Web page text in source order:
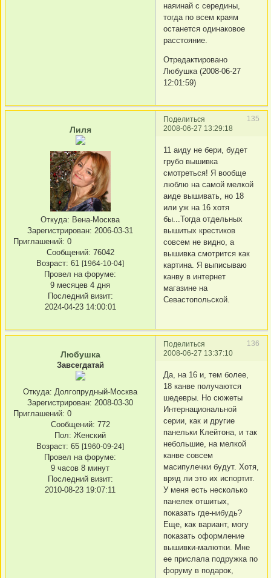
наяинай с середины,
тогда по всем краям
останется одинаковое
расстояние.
Отредактировано
Любушка (2008-06-27
12:01:59)
Поделиться
135
2008-06-27 13:29:18
Лиля
Откуда: Вена-Москва
Зарегистрирован: 2006-03-31
Приглашений: 0
Сообщений: 76042
Возраст: 61 [1964-10-04]
Провел на форуме:
9 месяцев 4 дня
Последний визит:
2024-04-23 14:00:01
11 аиду не бери, будет
грубо вышивка
смотреться! Я вообще
люблю на самой мелкой
аиде вышивать, но 18
или уж на 16 хотя
бы...Тогда отдельных
вышитых крестиков
совсем не видно, а
вышивка смотрится как
картина. Я выписываю
канву в интернет
магазине на
Севастопольской.
Поделиться
136
2008-06-27 13:37:10
Любушка
Завсегдатай
Откуда: Долгопрудный-Москва
Зарегистрирован: 2008-03-30
Приглашений: 0
Сообщений: 772
Пол: Женский
Возраст: 65 [1960-09-24]
Провел на форуме:
9 часов 8 минут
Последний визит:
2010-08-23 19:07:11
Да, на 16 и, тем более,
18 канве получаются
шедевры. Но сюжеты
Интернациональной
серии, как и другие
панельки Клейтона, и так
небольшие, на мелкой
канве совсем
масипулечки будут. Хотя,
вряд ли это их испортит.
У меня есть несколько
панелек отшитых,
показать где-нибудь?
Еще, как вариант, могу
показать оформление
вышивки-малютки. Мне
ее прислала подружка по
форуму в подарок,